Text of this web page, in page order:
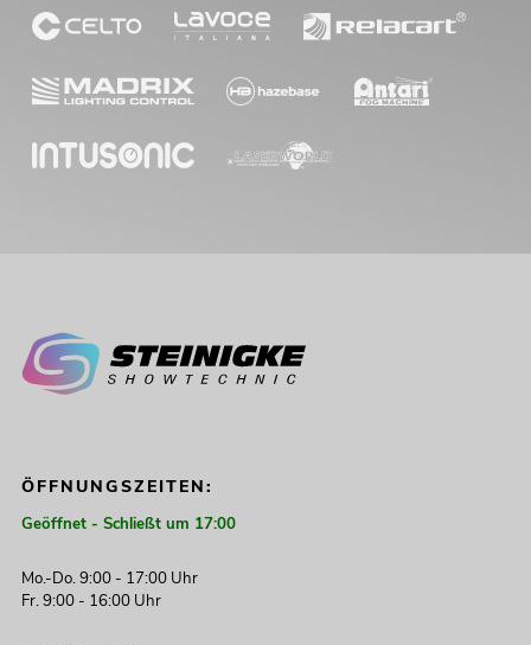
ÖFFNUNGSZEITEN:
Geöffnet - Schließt um 17:00
Mo.-Do. 9:00 - 17:00 Uhr
Fr. 9:00 - 16:00 Uhr